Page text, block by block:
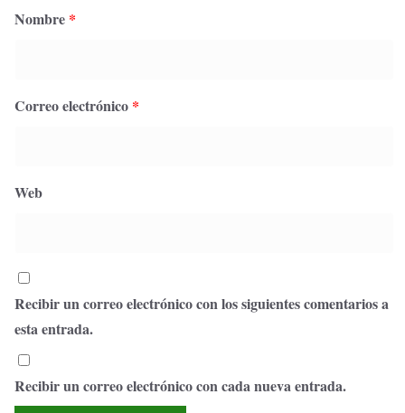
Nombre *
Correo electrónico *
Web
Recibir un correo electrónico con los siguientes comentarios a
esta entrada.
Recibir un correo electrónico con cada nueva entrada.